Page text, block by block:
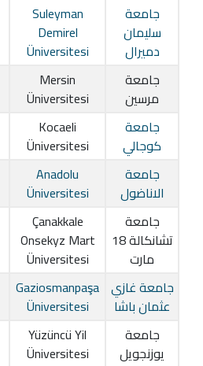
جامعة
سليمان
دميرال
Suleyman
Demirel
Üniversitesi
جامعة
مرسين
Mersin
Üniversitesi
جامعة
كوجالي
Kocaeli
Üniversitesi
جامعة
الاناضول
Anadolu
Üniversitesi
جامعة
تشانكالة 18
مارت
Çanakkale
Onsekyz Mart
Üniversitesi
جامعة غازي
عثمان باشا
Gaziosmanpaşa
Üniversitesi
جامعة
يوزنجويل
Yüzüncü Yil
Üniversitesi